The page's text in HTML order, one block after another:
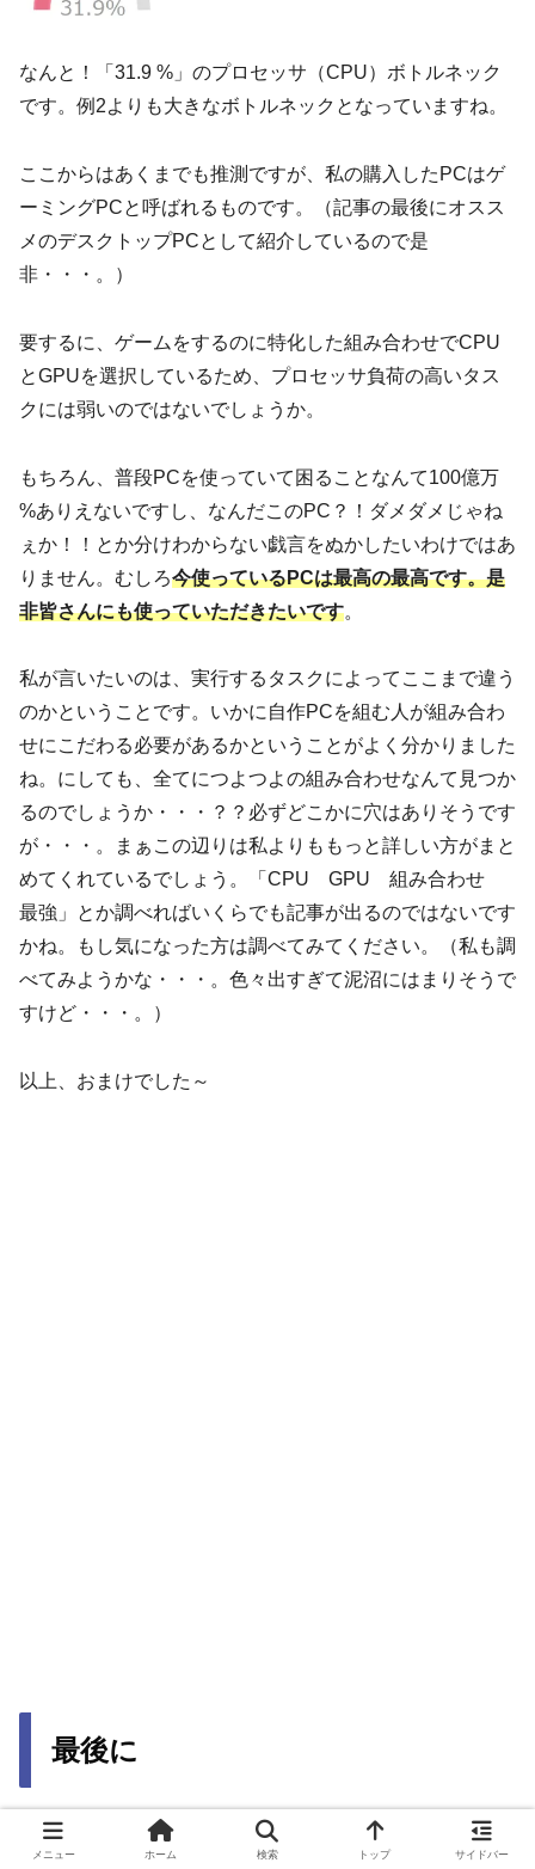
なんと！「31.9 %」のプロセッサ（CPU）ボトルネック
です。例2よりも大きなボトルネックとなっていますね。
ここからはあくまでも推測ですが、私の購入したPCはゲ
ーミングPCと呼ばれるものです。（記事の最後にオスス
メのデスクトップPCとして紹介しているので是
非・・・。）
要するに、ゲームをするのに特化した組み合わせでCPU
とGPUを選択しているため、プロセッサ負荷の高いタス
クには弱いのではないでしょうか。
もちろん、普段PCを使っていて困ることなんて100億万
%ありえないですし、なんだこのPC？！ダメダメじゃね
ぇか！！とか分けわからない戯言をぬかしたいわけではあ
りません。むしろ今使っているPCは最高の最高です。是
非皆さんにも使っていただきたいです。
私が言いたいのは、実行するタスクによってここまで違う
のかということです。いかに自作PCを組む人が組み合わ
せにこだわる必要があるかということがよく分かりました
ね。にしても、全てにつよつよの組み合わせなんて見つか
るのでしょうか・・・？？必ずどこかに穴はありそうです
が・・・。まぁこの辺りは私よりももっと詳しい方がまと
めてくれているでしょう。「CPU GPU 組み合わせ
最強」とか調べればいくらでも記事が出るのではないです
かね。もし気になった方は調べてみてください。（私も調
べてみようかな・・・。色々出すぎて泥沼にはまりそうで
すけど・・・。）
以上、おまけでした～
最後に
さて今回は、CPUとGPUのボトルネックについてまとめ
メニュー ホーム 検索 トップ サイドバー